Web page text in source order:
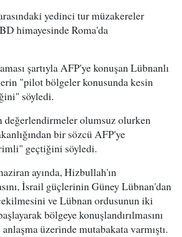
yedinci tur müzakereler
himayesinde Roma'da
şartıyla AFP'ye konuşan Lübnanlı
"pilot bölgeler konusunda kesin
söyledi.
değerlendirmeler olumsuz olurken
bir sözcü AFP'ye
geçtiğini söyledi.
ayında, Hizbullah'ın
İsrail güçlerinin Güney Lübnan'dan
ve Lübnan ordusunun iki
bölgeye konuşlandırılmasını
üzerinde mutabakata varmıştı.